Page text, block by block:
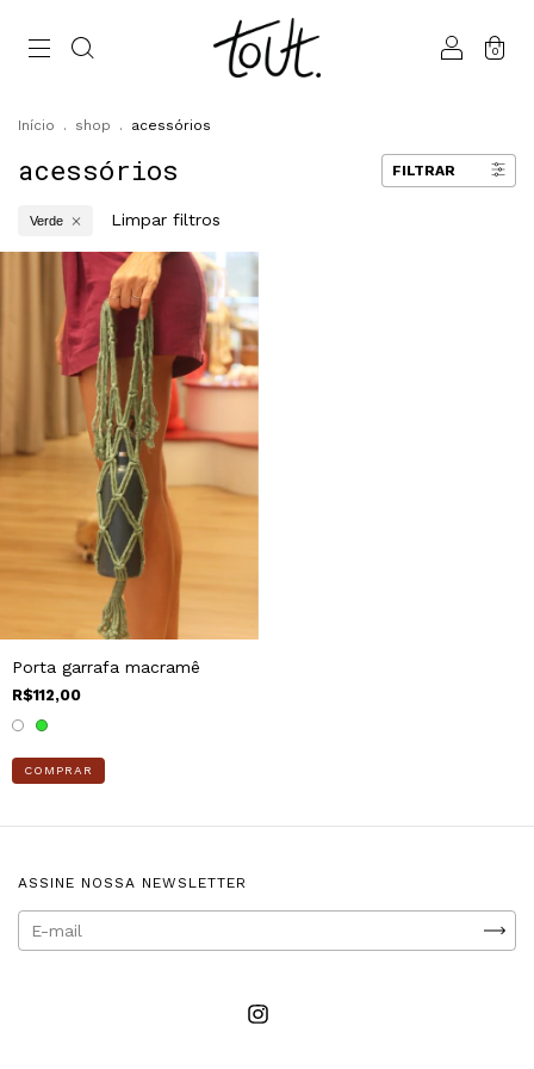
0
Início . shop . acessórios
acessórios FILTRAR
Verde Limpar filtros
Porta garrafa macramê
R$112,00
COMPRAR
ASSINE NOSSA NEWSLETTER